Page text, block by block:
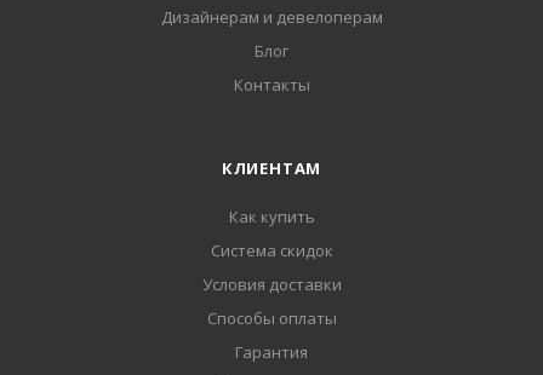
Дизайнерам и девелоперам
Блог
Контакты
КЛИЕНТАМ
Как купить
Система скидок
Условия доставки
Способы оплаты
Гарантия